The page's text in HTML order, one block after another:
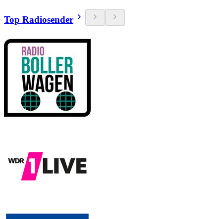
Top Radiosender